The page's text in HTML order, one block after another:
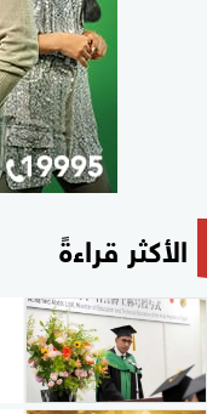
الأكثر قراءةً